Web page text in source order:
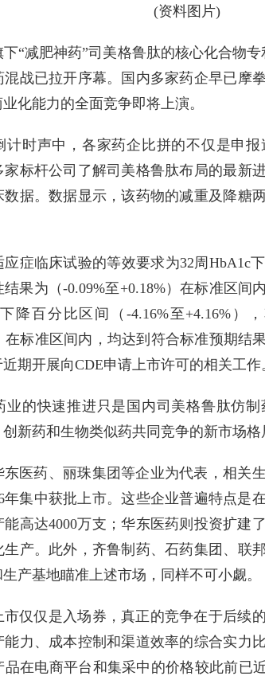
(资料图片)
“减肥神药”司美格鲁肽的核心化合物
战已拉开序幕。国内多家药企早已摩
化能力的全面竞争即将上演。
计时声中，各家药企比拼的不仅是申
标杆公司了解司美格鲁肽布局的最新
据。数据显示，该药物的减重及降糖
症临床试验的等效要求为32周HbA1c
果为（-0.09%至+0.18%）在标准区间
降百分比区间（-4.16%至+4.16%）
在标准区间内，均达到符合标准预期
期开展向CDE申请上市许可的相关工作
业的快速推进只是国内司美格鲁肽仿
新药和生物类似药共同竞争的新市场格
东医药、丽珠集团等企业为代表，相关
年集中获批上市。这些企业普遍特点是
高达4000万支；华东医药则投资扩建
生产。此外，齐鲁制药、石药集团、联
产基地瞄准上述市场，同样不可小觑。
仅仅是入场券，真正的竞争在于后续
力、成本控制和渠道效率的综合实力
在电商平台和集采中的价格较此前已